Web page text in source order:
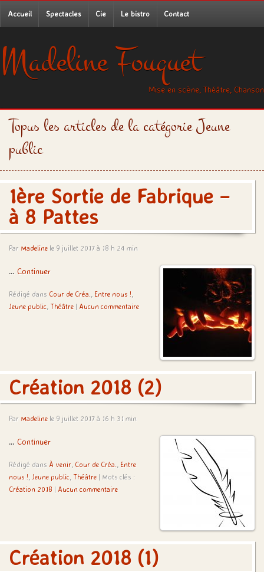
Accueil Spectacles Cie Le bistro Contact
Madeline Fouquet
Mise en scène, Théâtre, Chanson
Topus les articles de la catégorieJeune
public
1ère Sortie de Fabrique –
à 8 Pattes
Par Madeline le 9 juillet 2017 à 18 h 24 min
… Continuer
Rédigé dans Cour de Créa., Entre nous !,
Jeune public, Théâtre | Aucun commentaire
Création 2018 (2)
Par Madeline le 9 juillet 2017 à 16 h 31 min
… Continuer
Rédigé dans À venir, Cour de Créa., Entre
nous !, Jeune public, Théâtre | Mots clés :
Création 2018 | Aucun commentaire
Création 2018 (1)